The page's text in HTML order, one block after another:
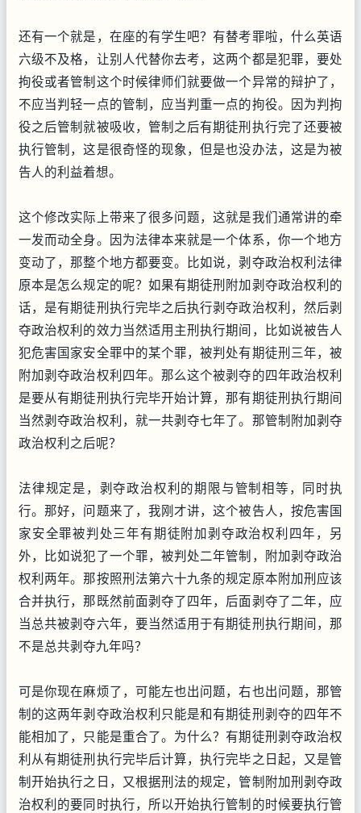
还有一个就是，在座的有学生吧？有替考罪啦，什么英语
六级不及格，让别人代替你去考，这两个都是犯罪，要处
拘役或者管制这个时候律师们就要做一个异常的辩护了，
不应当判轻一点的管制，应当判重一点的拘役。因为判拘
役之后管制就被吸收，管制之后有期徒刑执行完了还要被
执行管制，这是很奇怪的现象，但是也没办法，这是为被
告人的利益着想。
这个修改实际上带来了很多问题，这就是我们通常讲的牵
一发而动全身。因为法律本来就是一个体系，你一个地方
变动了，那整个地方都要变。比如说，剥夺政治权利法律
原本是怎么规定的呢？如果有期徒刑附加剥夺政治权利的
话，是有期徒刑执行完毕之后执行剥夺政治权利，然后剥
夺政治权利的效力当然适用主刑执行期间，比如说被告人
犯危害国家安全罪中的某个罪，被判处有期徒刑三年，被
附加剥夺政治权利四年。那么这个被剥夺的四年政治权利
是要从有期徒刑执行完毕开始计算，那有期徒刑执行期间
当然剥夺政治权利，就一共剥夺七年了。那管制附加剥夺
政治权利之后呢？
法律规定是，剥夺政治权利的期限与管制相等，同时执
行。那好，问题来了，我刚才讲，这个被告人，按危害国
家安全罪被判处三年有期徒附加剥夺政治权利四年，另
外，比如说犯了一个罪，被判处二年管制，附加剥夺政治
权利两年。那按照刑法第六十九条的规定原本附加刑应该
合并执行，那既然前面剥夺了四年，后面剥夺了二年，应
当总共被剥夺六年，要当然适用于有期徒刑执行期间，那
不是总共剥夺九年吗？
可是你现在麻烦了，可能左也出问题，右也出问题，那管
制的这两年剥夺政治权利只能是和有期徒刑剥夺的四年不
能相加了，只能是重合了。为什么？有期徒刑剥夺政治权
利从有期徒刑执行完毕后计算，执行完毕之日起，又是管
制开始执行之日，又根据刑法的规定，管制附加刑剥夺政
治权利的要同时执行，所以开始执行管制的时候要执行管